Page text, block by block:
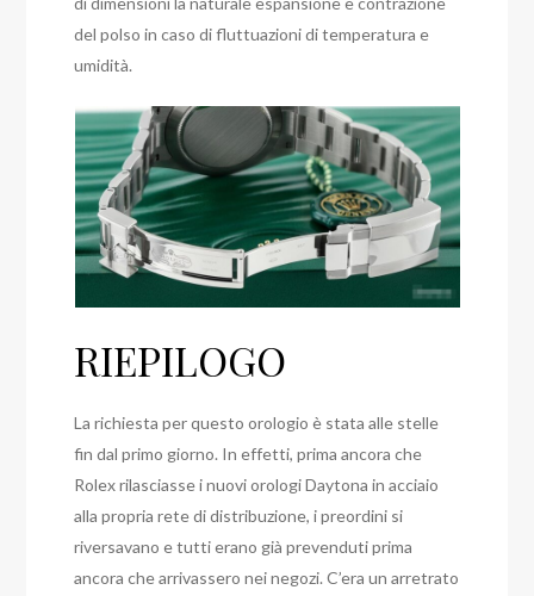
del polso in caso di fluttuazioni di temperatura e
umidità.
RIEPILOGO
La richiesta per questo orologio è stata alle stelle
fin dal primo giorno. In effetti, prima ancora che
Rolex rilasciasse i nuovi orologi Daytona in acciaio
alla propria rete di distribuzione, i preordini si
riversavano e tutti erano già prevenduti prima
ancora che arrivassero nei negozi. C’era un arretrato